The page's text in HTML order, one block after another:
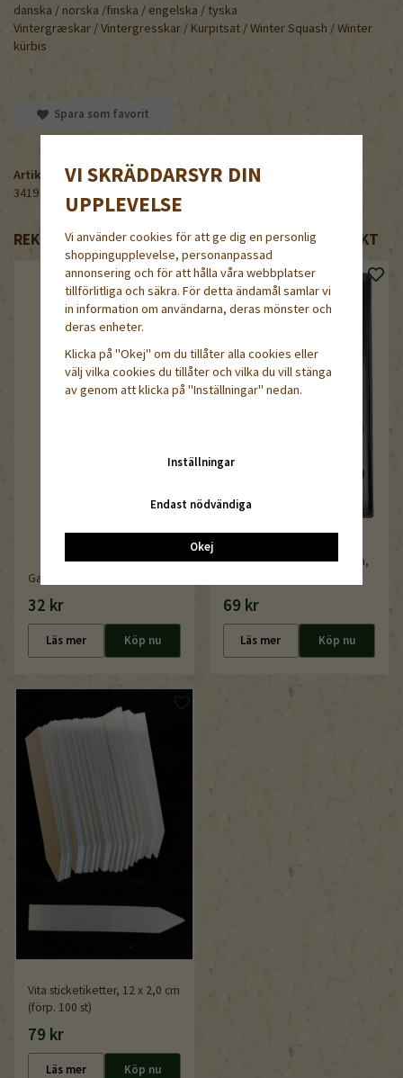
danska / norska /finska / engelska / tyska
Vintergræskar / Vintergresskar / Kurpitsat / Winter Squash / Winter
kürbis
Spara som favorit
Artikelnummer:
3419
REKOMMENDERADE TILLBEHÖR TILL DENNA PRODUKT
Garden Marker Artline
32 kr
Läs mer Köp nu
Underställsbricka QP Dänen,
69 kr
Läs mer Köp nu
Vita sticketiketter, 12 x 2,0 cm
(förp. 100 st)
79 kr
Läs mer Köp nu
VI SKRÄDDARSYR DIN
UPPLEVELSE
Vi använder cookies för att ge dig en personlig
shoppingupplevelse, personanpassad
annonsering och för att hålla våra webbplatser
tillförlitliga och säkra. För detta ändamål samlar vi
in information om användarna, deras mönster och
deras enheter.
Klicka på "Okej" om du tillåter alla cookies eller
välj vilka cookies du tillåter och vilka du vill stänga
av genom att klicka på "Inställningar" nedan.
Inställningar
Endast nödvändiga
Okej